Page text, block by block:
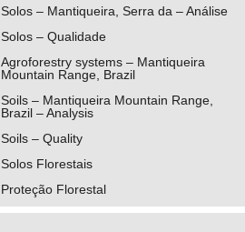
Solos – Mantiqueira, Serra da – Análise
Solos – Qualidade
Agroforestry systems – Mantiqueira
Mountain Range, Brazil
Soils – Mantiqueira Mountain Range,
Brazil – Analysis
Soils – Quality
Solos Florestais
Proteção Florestal